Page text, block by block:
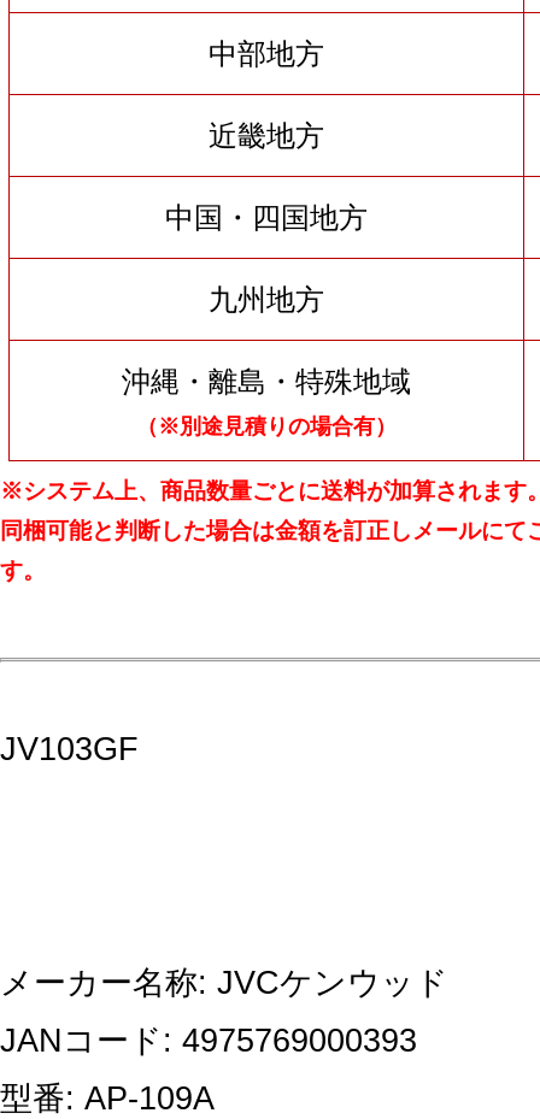
中部地方
近畿地方
中国・四国地方
九州地方
沖縄・離島・特殊地域
（※別途見積りの場合有）
※システム上、商品数量ごとに送料が加算されます
同梱可能と判断した場合は金額を訂正しメールにて
す。
JV103GF
メーカー名称: JVCケンウッド
JANコード: 4975769000393
型番: AP-109A